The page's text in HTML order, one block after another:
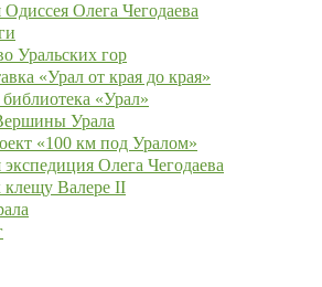
Одиссея Олега Чегодаева
Уральских гор
«Урал от края до края»
«Урал»
Урала
«100 км под Уралом»
экспедиция Олега Чегодаева
Валере II